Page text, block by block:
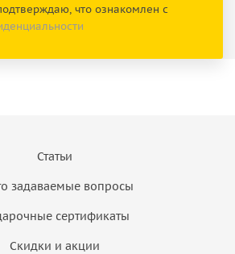
что ознакомлен с
Статьи
задаваемые вопросы
сертификаты
Скидки и акции